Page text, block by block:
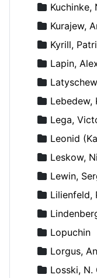
Kuchinke,
Kurajew,
Kyrill,
Lapin,
Lebedew,
Lega,
Leonid
Leskow,
Lewin,
Lilienfeld,
Lopuchin
Lorgus,
Losski, N.